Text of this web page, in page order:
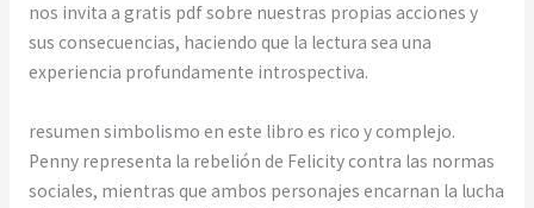
nos invita a gratis pdf sobre nuestras propias acciones y
sus consecuencias, haciendo que la lectura sea una
experiencia profundamente introspectiva.
resumen simbolismo en este libro es rico y complejo.
Penny representa la rebelión de Felicity contra las normas
sociales, mientras que ambos personajes encarnan la lucha